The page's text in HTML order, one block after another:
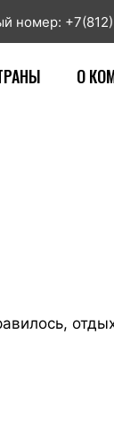
номер: +7(812)
О